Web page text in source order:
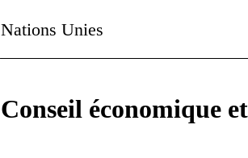
Nations Unies
Conseil économique